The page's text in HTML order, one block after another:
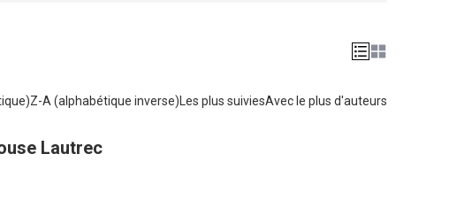
Z-A (alphabétique inverse) Les plus suiviesAvec le plus d'auteurs
Lautrec